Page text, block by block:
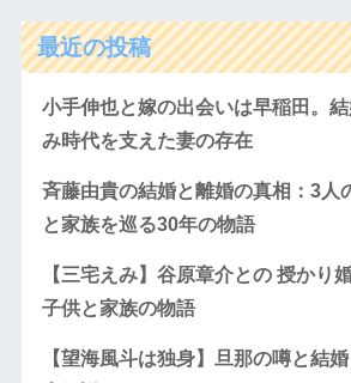
最近の投稿
小手伸也と嫁の出会いは早稲田。
み時代を支えた妻の存在
斉藤由貴の結婚と離婚の真相：3人
と家族を巡る30年の物語
【三宅えみ】谷原章介との 授かり
子供と家族の物語
【望海風斗は独身】旦那の噂と結